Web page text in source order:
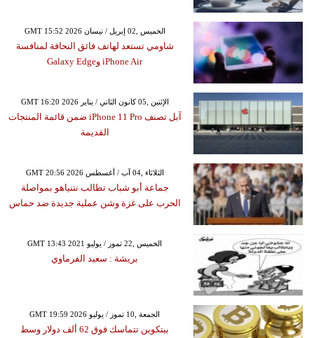
GMT 15:52 2026 الخميس ,02 إبريل / نيسان
شاومي تستعد لهاتف فائق النحافة لمنافسة
iPhone Air وGalaxy Edge
GMT 16:20 2026 الإثنين ,05 كانون الثاني / يناير
آبل تصنف iPhone 11 Pro ضمن قائمة المنتجات
القديمة
GMT 20:56 2026 الثلاثاء ,04 آب / أغسطس
جماعة أبو شباب تطالب نتنياهو بمواصلة
الحرب على غزة وشن عملية جديدة ضد حماس
GMT 13:43 2021 الخميس ,22 تموز / يوليو
بريشة : سعيد الفرماوي
GMT 19:59 2026 الجمعة ,10 تموز / يوليو
بيتكوين تتماسك فوق 62 ألف دولار وسط